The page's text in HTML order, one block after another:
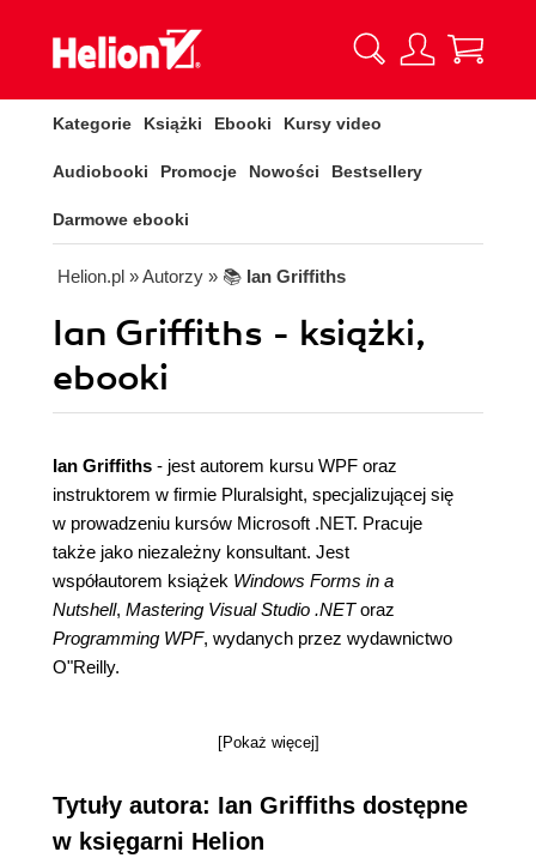
Kategorie Książki Ebooki Kursy video
Audiobooki Promocje Nowości Bestsellery
Darmowe ebooki
Helion.pl » Autorzy » 📚 Ian Griffiths
Ian Griffiths - książki,
ebooki
Ian Griffiths - jest autorem kursu WPF oraz
instruktorem w firmie Pluralsight, specjalizującej się
w prowadzeniu kursów Microsoft .NET. Pracuje
także jako niezależny konsultant. Jest
współautorem książek Windows Forms in a
Nutshell, Mastering Visual Studio .NEToraz
Programming WPF, wydanych przez wydawnictwo
O"Reilly.
[Pokaż więcej]
Tytuły autora: Ian Griffiths dostępne
w księgarni Helion